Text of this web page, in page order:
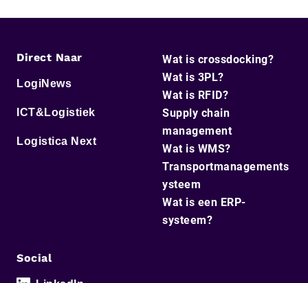
Direct Naar
LogiNews
ICT&Logistiek
Logistica Next
Wat is crossdocking?
Wat is 3PL?
Wat is RFID?
Supply chain
management
Wat is WMS?
Transportmanagements
ysteem
Wat is een ERP-
systeem?
Social